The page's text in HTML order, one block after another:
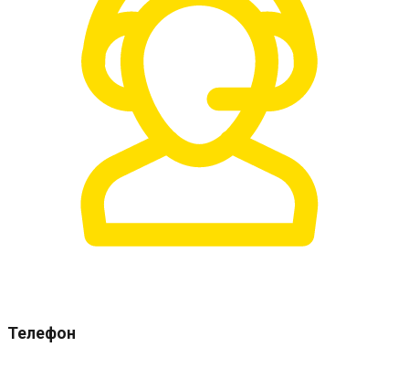
Телефон